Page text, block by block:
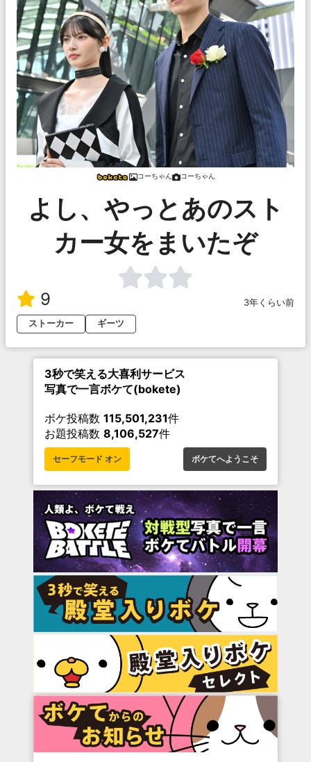
コーちゃん コーちゃん
よし、やっとあのスト
カー女をまいたぞ
9
3年くらい前
ストーカー
ギーツ
3秒で笑える大喜利サービス
写真で一言ボケて(bokete)
ボケ投稿数 115,501,231件
お題投稿数 8,106,527件
セーフモード オン ボケてへようこそ